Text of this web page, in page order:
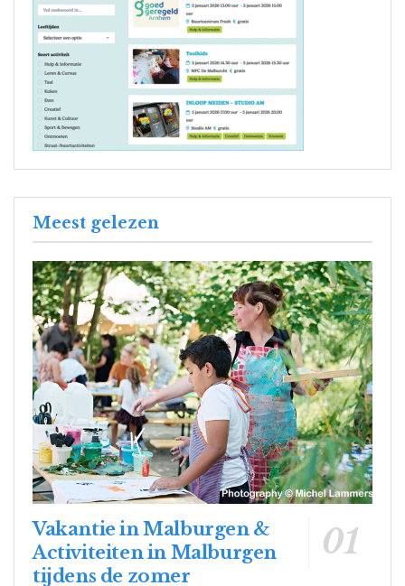
Meest gelezen
Vakantie in Malburgen &
Activiteiten in Malburgen
tijdens de zomer